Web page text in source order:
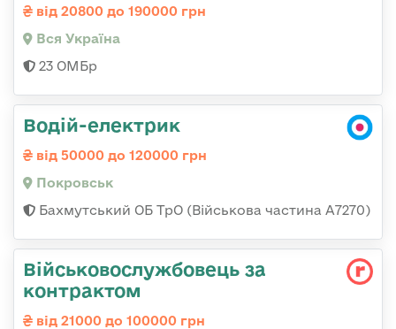
від 20800 до 190000 грн
Вся Україна
23 ОМБр
Водій-електрик
від 50000 до 120000 грн
Покровськ
Бахмутський ОБ ТрО (Військова частина А7270)
Військовослужбовець за
контрактом
від 21000 до 100000 грн